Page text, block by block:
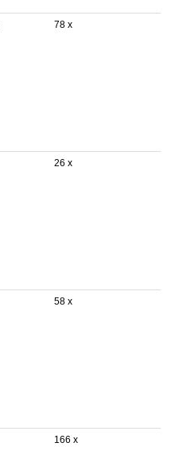
78 x
26 x
58 x
166 x